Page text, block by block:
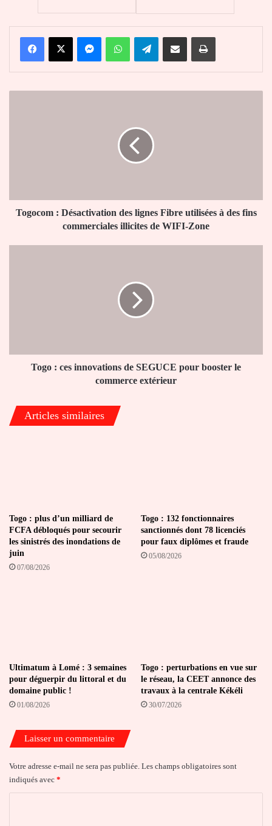
FacebookX MessengerWhatsAppTelegramPartager par email Imprimer
des
finsTogocom : Désactivation des lignes Fibre utilisées à des fins
commerciales illicites de WIFI-Zone
le
commerceTogo : ces innovations de SEGUCE pour booster le
commerce extérieur
Articles similaires
Togo : plus d’un milliard de
FCFA débloqués pour secourir
les sinistrés des inondations de
juin
07/08/2026
Togo : 132 fonctionnaires
sanctionnés dont 78 licenciés
pour faux diplômes et fraude
05/08/2026
Ultimatum à Lomé : 3 semaines
pour déguerpir du littoral et du
domaine public !
01/08/2026
Togo : perturbations en vue sur
le réseau, la CEET annonce des
travaux à la centrale Kékéli
30/07/2026
Laisser un commentaire
Votre adresse e-mail ne sera pas publiée. Les champs obligatoires sont
indiqués avec *